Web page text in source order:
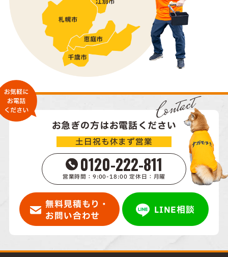
Contact
お急ぎの方はお電話ください
土日祝も休まず営業
0120-222-811
営業時間：9:00-18:00 定休日：月曜
無料見積もり・
お問い合わせ
LINE相談